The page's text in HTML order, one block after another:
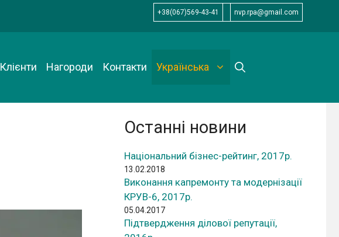
+38(067)569-43-41 nvp.rpa@gmail.com
Клієнти Нагороди Контакти Українська
Останні новини
Національний бізнес-рейтинг, 2017р.
13.02.2018
Виконання капремонту та модернізації
КРУВ-6, 2017р.
05.04.2017
Підтвердження ділової репутації,